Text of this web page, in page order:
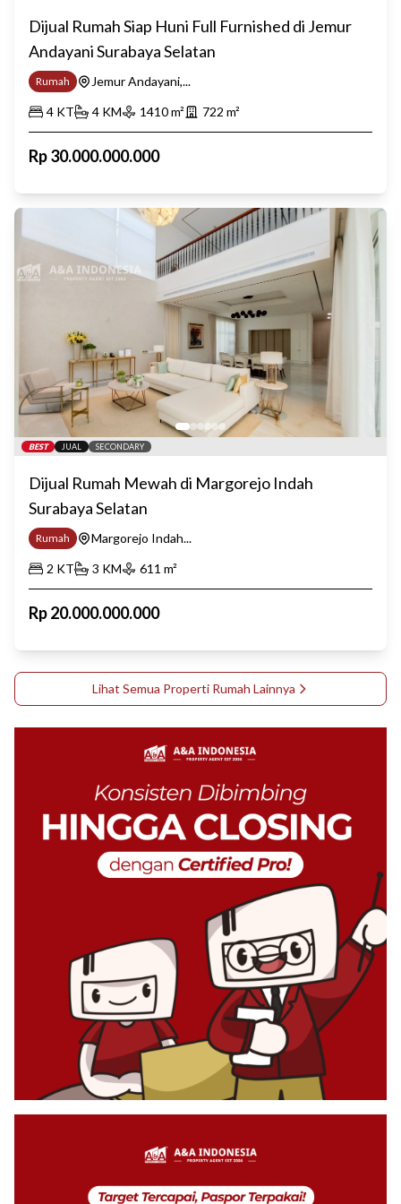
Dijual Rumah Siap Huni Full Furnished di Jemur
Andayani Surabaya Selatan
Rumah
Jemur Andayani,...
4 KT 4 KM 1410m² 722 m²
Rp30.000.000.000
BEST JUAL SECONDARY
Dijual Rumah Mewah di Margorejo Indah
Surabaya Selatan
Rumah
Margorejo Indah...
2 KT 3 KM 611 m²
Rp20.000.000.000
Lihat Semua Properti Rumah Lainnya